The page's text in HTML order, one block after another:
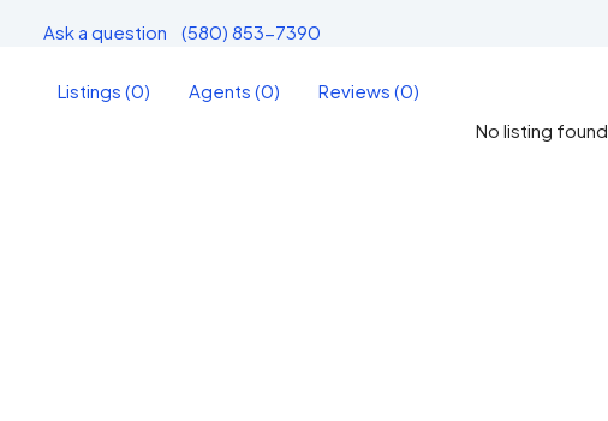
Ask a question (580) 853-7390
Listings (0) Agents (0)
Reviews (0)
No listing found.